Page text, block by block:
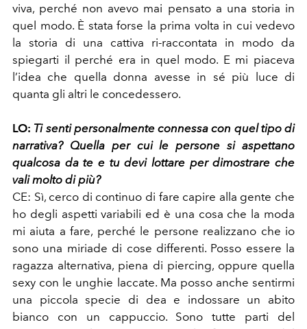
viva, perché non avevo mai pensato a una storia in
quel modo. È stata forse la prima volta in cui vedevo
la storia di una cattiva ri-raccontata in modo da
spiegarti il perché era in quel modo. E mi piaceva
l’idea che quella donna avesse in sé più luce di
quanta gli altri le concedessero.
LO: Ti senti personalmente connessa con quel tipo di
narrativa? Quella per cui le persone si aspettano
qualcosa da te e tu devi lottare per dimostrare che
vali molto di più?
CE: Sì, cerco di continuo di fare capire alla gente che
ho degli aspetti variabili ed è una cosa che la moda
mi aiuta a fare, perché le persone realizzano che io
sono una miriade di cose differenti. Posso essere la
ragazza alternativa, piena di piercing, oppure quella
sexy con le unghie laccate. Ma posso anche sentirmi
una piccola specie di dea e indossare un abito
bianco con un cappuccio. Sono tutte parti del